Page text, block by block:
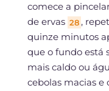
comece a
de ervas 28 ,
quinze minutos
que o fundo está
mais caldo ou
cebolas macias e